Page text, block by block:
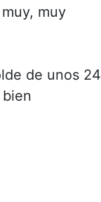
muy
de unos 24